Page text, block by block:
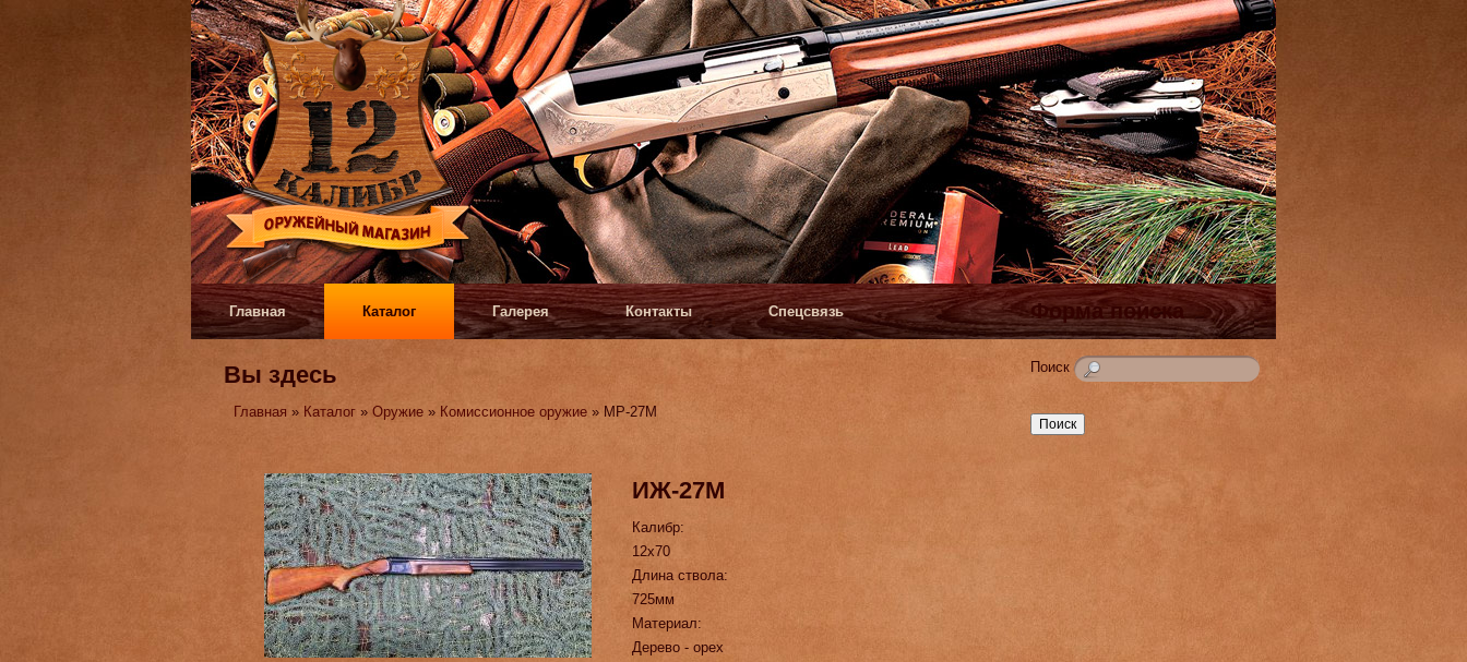
Форма поиска
Поиск
Главная Каталог Галерея Контакты Спецсвязь
Вы здесь
Главная » Каталог »Оружие » Комиссионное оружие » МР-27М
ИЖ-27М
Калибр:
12х70
Длина ствола:
725мм
Материал:
Дерево - орех